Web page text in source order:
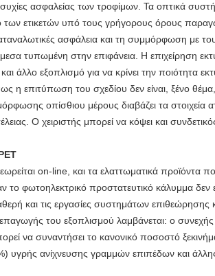
ασφαλείας των τροφίμων. Τα οπτικά
των ετικετών υπό τους γρήγορους όρους
ασφάλεια και τη συμμόρφωση με
τυπωμένη στην επιφάνεια. Η επιχείρηση
άλλο εξοπλισμό για να κρίνει την ποιότητα
η επιτύπωση του σχεδίου δεν είναι, ξένο
οπίσθιου μέρους διαβάζει τα στοιχεία
Ο χειριστής μπορεί να κόψει και
on-line, και τα ελαττωματικά προϊόντα
φωτοηλεκτρικό προστατευτικό κάλυμμα δεν
και τις εργασίες συστημάτων
του εξοπλισμού λαμβάνεται: ο
να συναντήσει το κανονικό ποσοστό
υγρής ανίχνευσης γραμμών επιπέδων και